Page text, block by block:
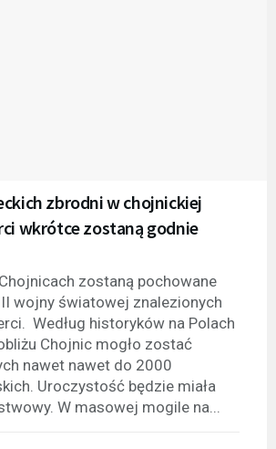
zbrodni w chojnickiej
wkrótce zostaną godnie
zostaną pochowane
wojny światowej znalezionych
Według historyków na Polach
Chojnic mogło zostać
nawet nawet do 2000
Uroczystość będzie miała
W masowej mogile na...